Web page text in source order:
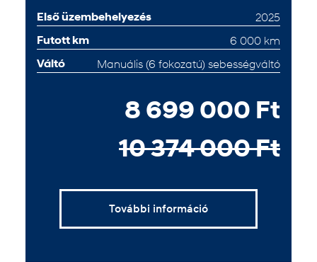
Első üzembehelyezés
2025
Futott km
6 000 km
Váltó
Manuális (6 fokozatú) sebességváltó
8 699 000 Ft
10 374 000 Ft
További információ